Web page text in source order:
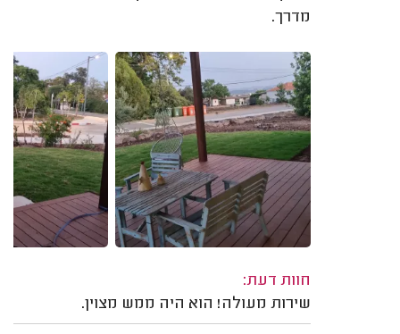
מדרך.
חוות דעת:
שירות מעולה! הוא היה ממש מצוין.